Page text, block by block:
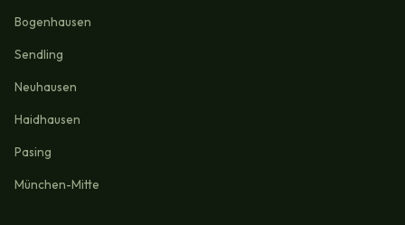
Bogenhausen
Sendling
Neuhausen
Haidhausen
Pasing
München-Mitte